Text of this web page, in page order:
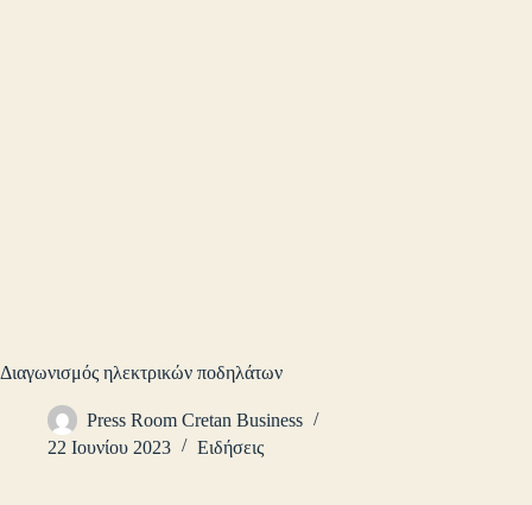
Διαγωνισμός ηλεκτρικών ποδηλάτων
Press Room Cretan Business
22 Ιουνίου 2023
Ειδήσεις